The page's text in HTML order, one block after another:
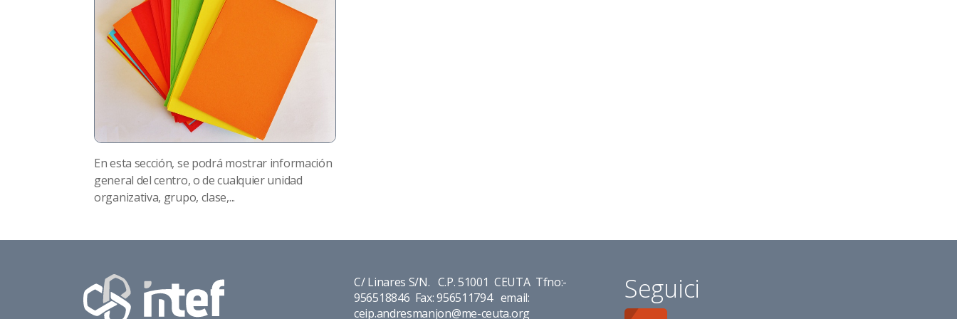
En esta sección, se podrá mostrar información
general del centro, o de cualquier unidad
organizativa, grupo, clase,...
C/ Linares S/N. C.P. 51001 CEUTA Tfno:-
956518846 Fax: 956511794 email:
ceip.andresmanjon@me-ceuta.org
Seguici